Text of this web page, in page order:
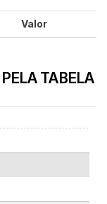
Valor
TABELA